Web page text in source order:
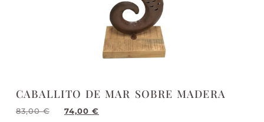
CABALLITO DE MAR SOBRE MADERA
83,00€ 74,00 €